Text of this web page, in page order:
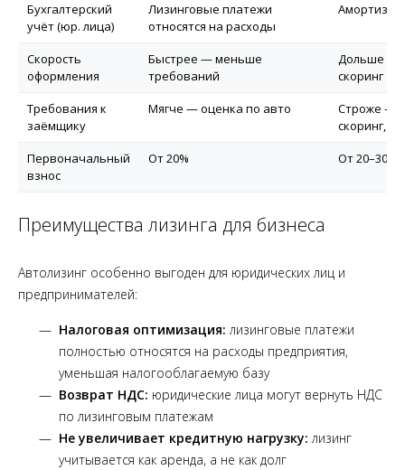
Бухгалтерский
учёт (юр. лица)
Лизинговые платежи
относятся на расходы
Скорость
оформления
Быстрее — меньше
требований
Дольше —
скоринг
Требования к
заёмщику
Мягче — оценка по авто
Строже —
скоринг,
Первоначальный
взнос
От 20% От 20–30%
Преимущества лизинга для бизнеса
Автолизинг особенно выгоден для юридических лиц и
предпринимателей:
Налоговая оптимизация: лизинговые платежи
полностью относятся на расходы предприятия,
уменьшая налогооблагаемую базу
Возврат НДС: юридические лица могут вернуть НДС
по лизинговым платежам
Не увеличивает кредитную нагрузку: лизинг
учитывается как аренда, а не как долг